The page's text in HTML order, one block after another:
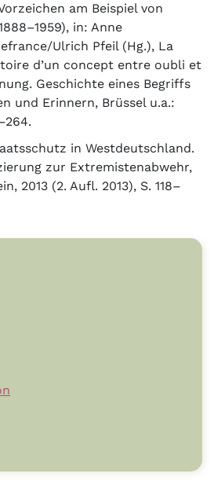
am Beispiel von
in: Anne
Ulrich Pfeil (Hg.), La
d’un concept entre oubli et
Geschichte eines Begriffs
und Erinnern, Brüssel u.a.:
in Westdeutschland.
zur Extremistenabwehr,
2013 (2. Aufl. 2013), S. 118–